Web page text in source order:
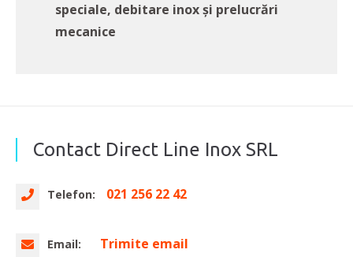
speciale, debitare inox și prelucrări
mecanice
Contact Direct Line Inox SRL
Telefon: 021 256 22 42
Email: Trimite email